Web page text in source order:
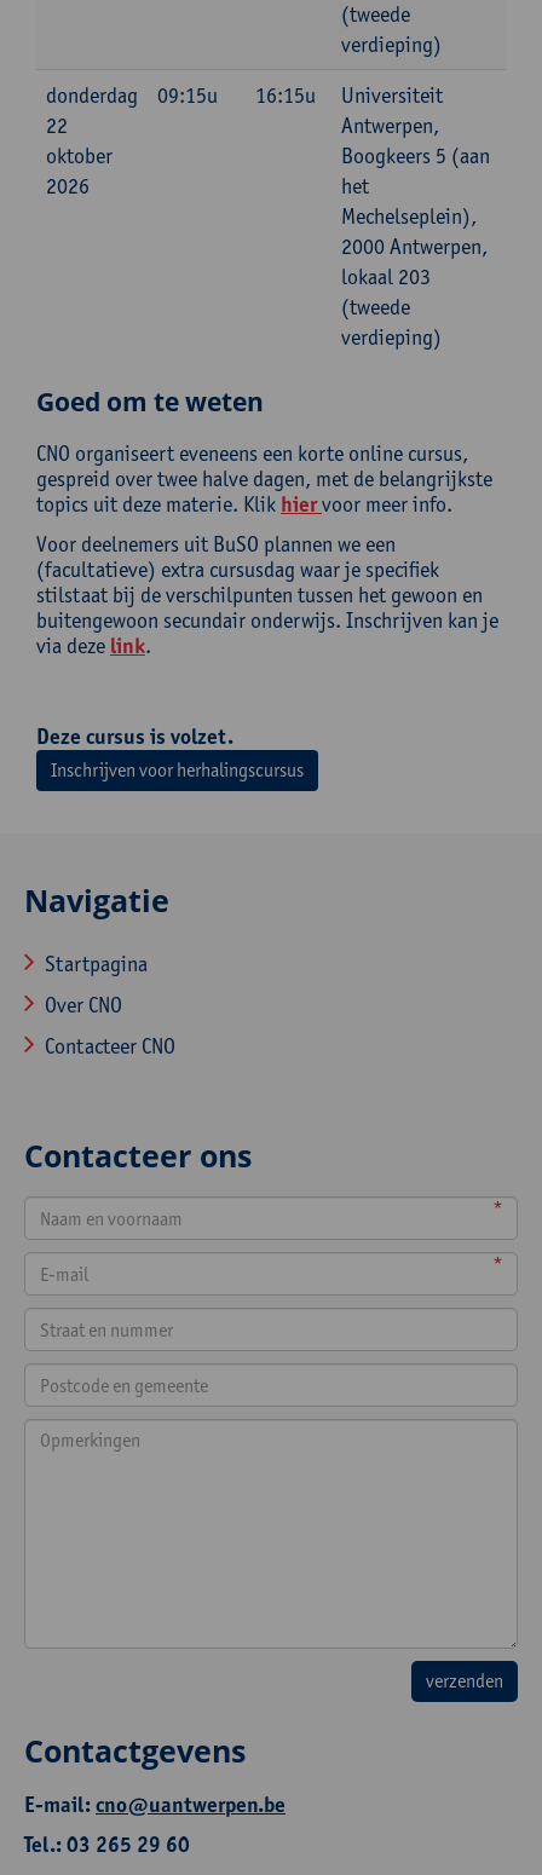
(tweede
verdieping)
donderdag
22
oktober
2026
09:15u 16:15u
Universiteit
Antwerpen,
Boogkeers 5 (aan
het
Mechelseplein),
2000 Antwerpen,
lokaal 203
(tweede
verdieping)
Goed om te weten
CNO organiseert eveneens een korte online cursus,
gespreid over twee halve dagen, met de belangrijkste
topics uit deze materie. Klik hiervoor meer info.
Voor deelnemers uit BuSO plannen we een
(facultatieve) extra cursusdag waar je specifiek
stilstaat bij de verschilpunten tussen het gewoon en
buitengewoon secundair onderwijs. Inschrijven kan je
via deze link.
Deze cursus is volzet.
Inschrijven voor herhalingscursus
Navigatie
Startpagina
Over CNO
Contacteer CNO
Contacteer ons
*
*
Contactgevens
E-mail:cno@uantwerpen.be
Tel.: 03 265 29 60